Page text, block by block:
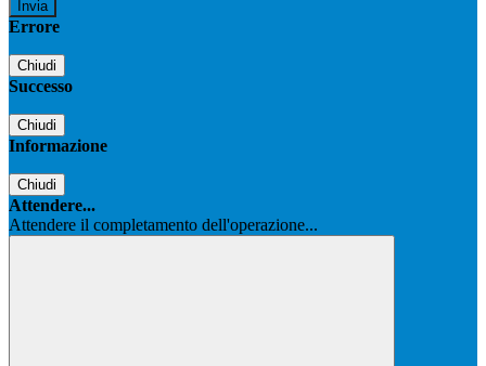
Errore
Chiudi
Successo
Chiudi
Informazione
Chiudi
Attendere...
Attendere il completamento dell'operazione...